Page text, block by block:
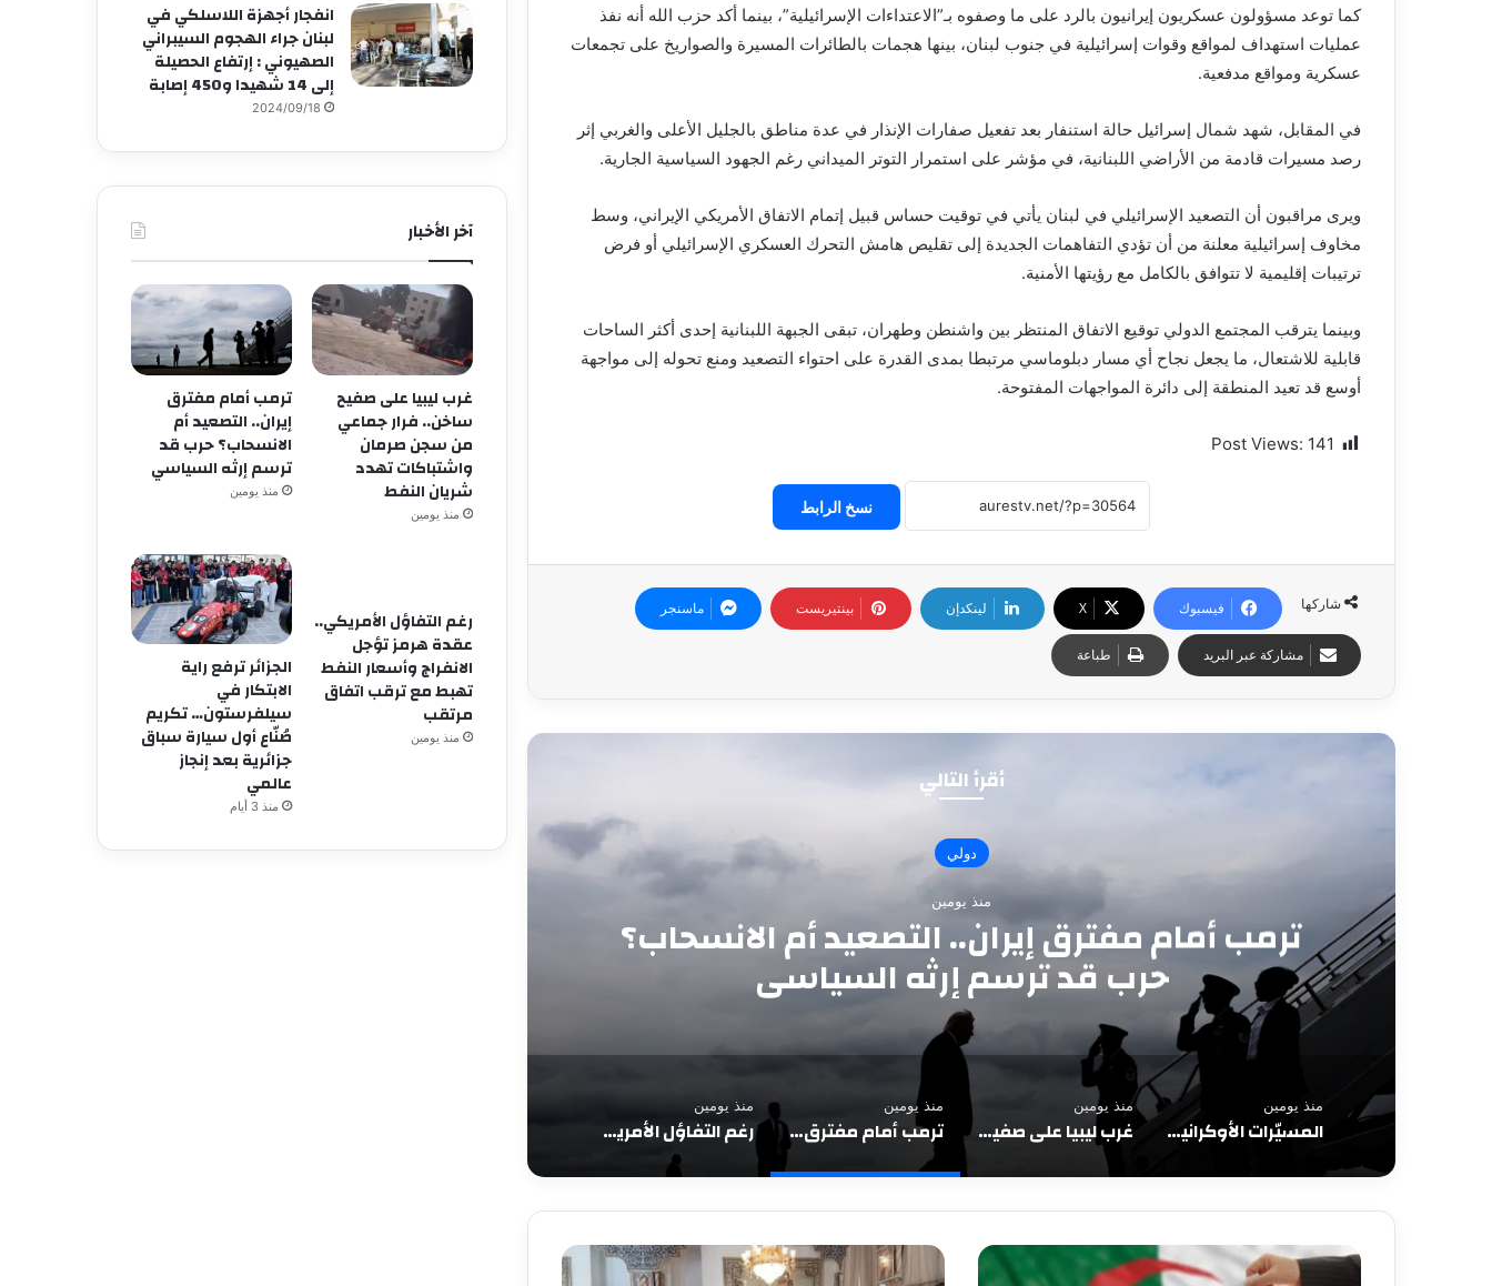
كما توعد مسؤولون عسكريون إيرانيون بالرد على ما وصفوه بـ”الاعتداءات الإسرائيلية”، بينما أكد حزب الله أنه نفذ
عمليات استهداف لمواقع وقوات إسرائيلية في جنوب لبنان، بينها هجمات بالطائرات المسيرة والصواريخ على تجمعات
عسكرية ومواقع مدفعية.
في المقابل، شهد شمال إسرائيل حالة استنفار بعد تفعيل صفارات الإنذار في عدة مناطق بالجليل الأعلى والغربي إثر
رصد مسيرات قادمة من الأراضي اللبنانية، في مؤشر على استمرار التوتر الميداني رغم الجهود السياسية الجارية.
ويرى مراقبون أن التصعيد الإسرائيلي في لبنان يأتي في توقيت حساس قبيل إتمام الاتفاق الأمريكي الإيراني، وسط
مخاوف إسرائيلية معلنة من أن تؤدي التفاهمات الجديدة إلى تقليص هامش التحرك العسكري الإسرائيلي أو فرض
ترتيبات إقليمية لا تتوافق بالكامل مع رؤيتها الأمنية.
وبينما يترقب المجتمع الدولي توقيع الاتفاق المنتظر بين واشنطن وطهران، تبقى الجبهة اللبنانية إحدى أكثر الساحات
قابلية للاشتعال، ما يجعل نجاح أي مسار دبلوماسي مرتبطا بمدى القدرة على احتواء التصعيد ومنع تحوله إلى مواجهة
أوسع قد تعيد المنطقة إلى دائرة المواجهات المفتوحة.
Post Views: 141
نسخ الرابط
شاركها فيسبوك X لينكدإن بينتيريست ماسنجر
مشاركة عبر البريد طباعة
أقرأ التالي
دولي
منذ يومين
رغم التفاؤل الأمريكي.. عقدة هرمز تؤجل الانفراج
وأسعار النفط تهبط مع ترقب اتفاق مرتقب
منذ يومين
المسيّرات الأوكرانية تضرب محيط موسكو.. قتلى وجرحى وهجمات متبادلة تُبقي الحرب مفتوحة
منذ يومين
غرب ليبيا على صفيح ساخن.. فرار جماعي من سجن صرمان واشتباكات تهدد شريان النفط
منذ يومين
ترمب أمام مفترق إيران.. التصعيد أم الانسحاب؟ حرب قد ترسم إرثه السياسي
منذ يومين
رغم التفاؤل الأمريكي.. عقدة هرمز تؤجل الانفراج وأسعار النفط تهبط مع ترقب اتفاق مرتقب
انفجار أجهزة اللاسلكي في
لبنان جراء الهجوم السيبراني
الصهيوني : إرتفاع الحصيلة
إلى 14 شهيدا و450 إصابة
2024/09/18
آخر الأخبار
غرب ليبيا على صفيح
ساخن.. فرار جماعي
من سجن صرمان
واشتباكات تهدد
شريان النفط
منذ يومين
ترمب أمام مفترق
إيران.. التصعيد أم
الانسحاب؟ حرب قد
ترسم إرثه السياسي
منذ يومين
رغم التفاؤل الأمريكي..
عقدة هرمز تؤجل
الانفراج وأسعار النفط
تهبط مع ترقب اتفاق
مرتقب
منذ يومين
الجزائر ترفع راية
الابتكار في
سيلفرستون… تكريم
صُنّاع أول سيارة سباق
جزائرية بعد إنجاز
عالمي
منذ 3 أيام